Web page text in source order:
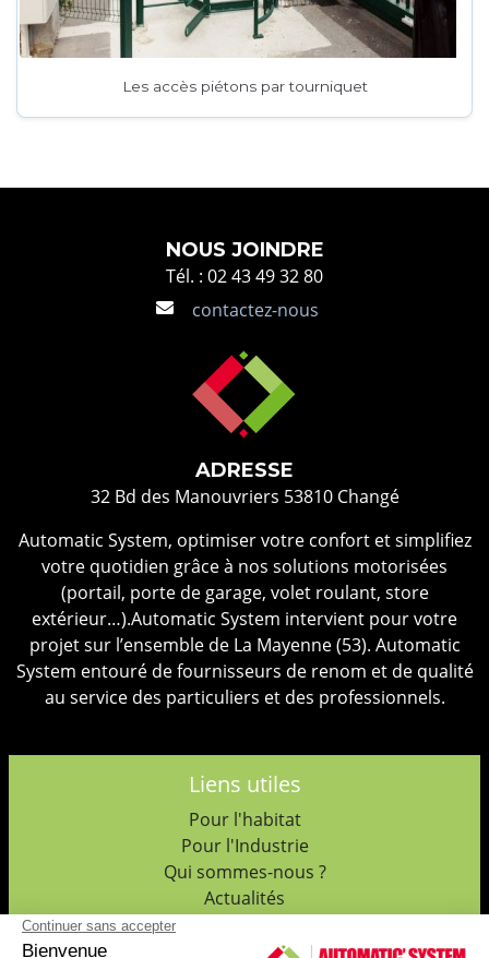
Les accès piétons par tourniquet
NOUS JOINDRE
Tél. : 02 43 49 32 80
contactez-nous
ADRESSE
32 Bd des Manouvriers 53810 Changé
Automatic System, optimiser votre confort et simplifiez
votre quotidien grâce à nos solutions motorisées
(portail, porte de garage, volet roulant, store
extérieur…).Automatic System intervient pour votre
projet sur l’ensemble de La Mayenne (53). Automatic
System entouré de fournisseurs de renom et de qualité
au service des particuliers et des professionnels.
Liens utiles
Pour l'habitat
Pour l'Industrie
Qui sommes-nous ?
Actualités
Politique de confidentialité